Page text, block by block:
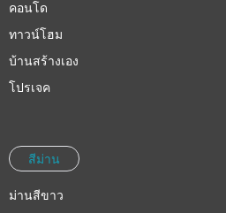
คอนโด
ทาวน์โฮม
บ้านสร้างเอง
โปรเจค
สีม่าน
ม่านสีขาว